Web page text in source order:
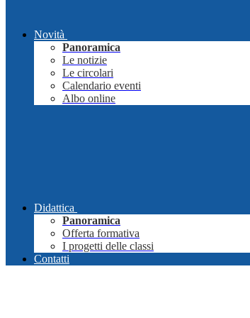
Novità
Panoramica
Le notizie
Le circolari
Calendario eventi
Albo online
Didattica
Panoramica
Offerta formativa
I progetti delle classi
Contatti